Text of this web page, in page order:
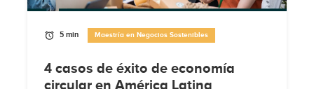
5 min Maestría en Negocios Sostenibles
4 casos de éxito de economía
circular en América Latina